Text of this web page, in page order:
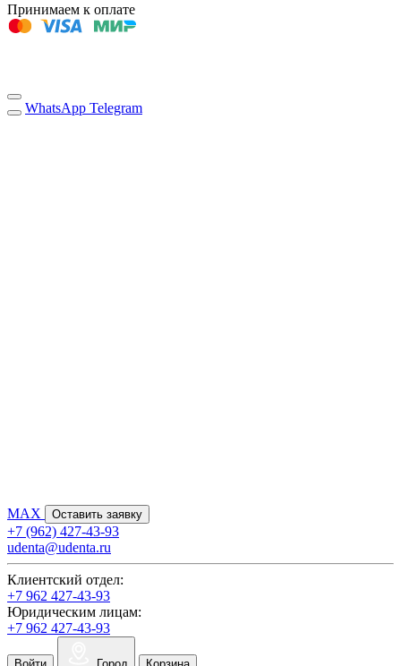
Принимаем к оплате
WhatsApp Telegram
MAX Оставить заявку
+7 (962) 427-43-93
udenta@udenta.ru
Клиентский отдел:
+7 962 427-43-93
Юридическим лицам:
+7 962 427-43-93